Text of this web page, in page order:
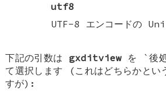
utf8
UTF-8 エンコードの
下記の引数は gxditviewを `後処
て選択します (これはどちらかとい
すが):